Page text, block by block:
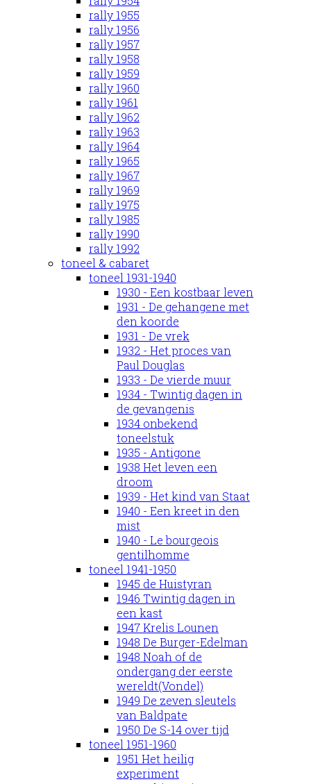
rally 1955
rally 1956
rally 1957
rally 1958
rally 1959
rally 1960
rally 1961
rally 1962
rally 1963
rally 1964
rally 1965
rally 1967
rally 1969
rally 1975
rally 1985
rally 1990
rally 1992
toneel & cabaret
toneel 1931-1940
1930 - Een kostbaar leven
1931 - De gehangene met
den koorde
1931 - De vrek
1932 - Het proces van
Paul Douglas
1933 - De vierde muur
1934 - Twintig dagen in
de gevangenis
1934 onbekend
toneelstuk
1935 - Antigone
1938 Het leven een
droom
1939 - Het kind van Staat
1940 - Een kreet in den
mist
1940 - Le bourgeois
gentilhomme
toneel 1941-1950
1945 de Huistyran
1946 Twintig dagen in
een kast
1947 Krelis Lounen
1948 De Burger-Edelman
1948 Noah of de
ondergang der eerste
wereldt(Vondel)
1949 De zeven sleutels
van Baldpate
1950 De S-14 over tijd
toneel 1951-1960
1951 Het heilig
experiment